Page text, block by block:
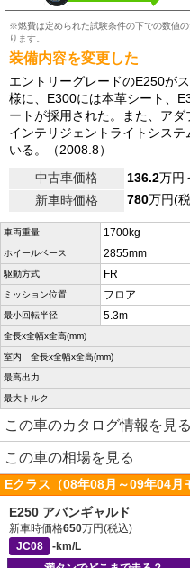
※燃費は定められた試験条件の下での数値
ります。
装備内容を変更した
エントリーグレードのE250が
様に、E300には本革シート、
ートが採用された。また、アダ
インテリジェントライトシス
いる。（2008.8）
中古車価格
136.2万円
新車時価格
780万円(
車両重量 1700kg
ホイールベース 2855mm
駆動方式 FR
ミッション位置 フロア
最小回転半径 5.3m
全長x全幅x全高(mm)
室内 全長x全幅x全高(mm)
最高出力
最大トルク
この車のカタログ情報を見る
この車の相場を見る
Eクラス（08年08月～09年04月
E250 アバンギャルド
新車時価格650万円(税込)
JC08
-km/L